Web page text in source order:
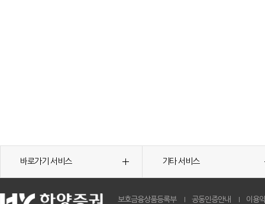
바로가기 서비스 기타 서비스
보호금융상품등록부 공동인증안내 이용